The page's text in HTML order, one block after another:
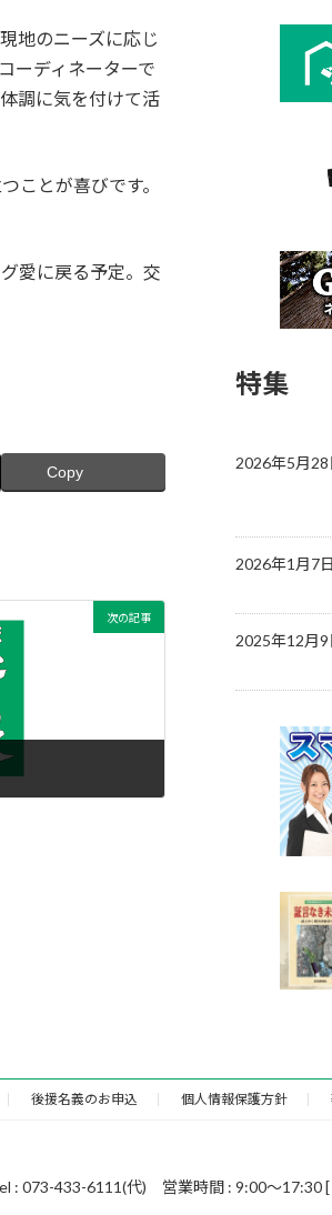
地のニーズに応じ
ーディネーターで
調に気を付けて活
ことが喜びです。
愛に戻る予定。交
Copy
次の記事
特集
2026年5月28
2026年1月7日
2025年12月9
後援名義のお申込 個人情報保護方針
073-433-6111(代) 営業時間 : 9:00～17:30 [